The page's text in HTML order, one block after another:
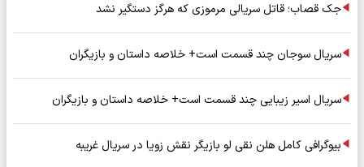
جک قصاب؛ قاتل سریالی مرموزی که هرگز دستگیر نشد
سریال سوجان چند قسمت است+ خلاصه داستان و بازیگران
سریال اسیر زیبایی چند قسمت است+ خلاصه داستان و بازیگران
بیوگرافی کامل هلن نقی لو بازیگر نقش زویا در سریال غریبه